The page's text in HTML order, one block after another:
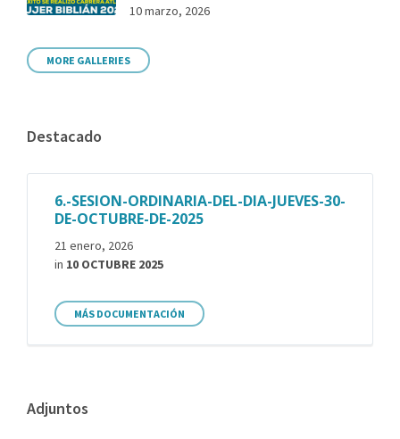
10 marzo, 2026
MORE GALLERIES
Destacado
6.-SESION-ORDINARIA-DEL-DIA-JUEVES-30-
DE-OCTUBRE-DE-2025
21 enero, 2026
in 10 OCTUBRE 2025
MÁS DOCUMENTACIÓN
Adjuntos